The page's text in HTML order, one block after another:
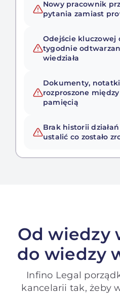
Nowy pracownik
pytania zamiast
Odejście kluczowej
tygodnie
wiedziała
Dokumenty,
rozproszone
pamięcią
Brak historii
ustalić co zostało
Od wiedzy
do wiedzy
Infino Legal
kancelarii tak, żeby